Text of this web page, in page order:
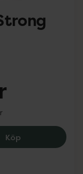
KöpTenga Air-